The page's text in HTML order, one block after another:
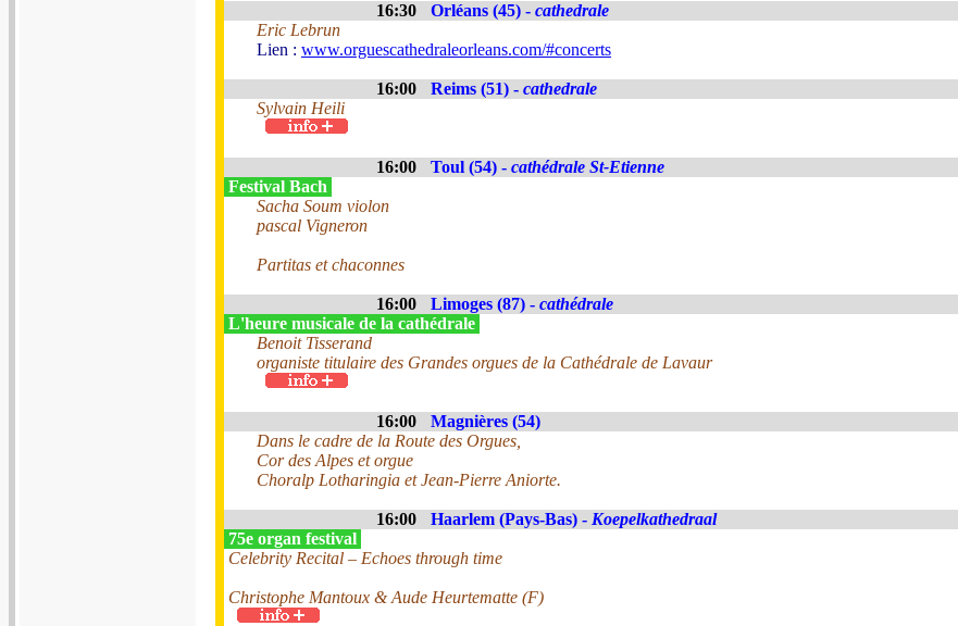
16:30 Orléans (45) - cathedrale
Eric Lebrun
Lien : www.orguescathedraleorleans.com/#concerts
16:00 Reims (51) - cathedrale
Sylvain Heili
16:00 Toul (54) - cathédrale St-Etienne
Festival Bach
Sacha Soum violon
pascal Vigneron
Partitas et chaconnes
16:00 Limoges (87) - cathédrale
L'heure musicale de la cathédrale
Benoit Tisserand
organiste titulaire des Grandes orgues de la Cathédrale de Lavaur
16:00
Magnières (54)
Dans le cadre de la Route des Orgues,
Cor des Alpes et orgue
Choralp Lotharingia et Jean-Pierre Aniorte.
16:00 Haarlem (Pays-Bas) - Koepelkathedraal
75e organ festival
Celebrity Recital – Echoes through time
Christophe Mantoux & Aude Heurtematte (F)